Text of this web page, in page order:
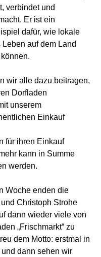
verbindet und
Er ist ein
dafür, wie lokale
Leben auf dem Land
wir alle dazu beitragen,
Dorfladen
unserem
Einkauf
für ihren Einkauf
kann in Summe
werden.
Woche enden die
Christoph Strohe
dann wieder viele von
„Frischmarkt“ zu
dem Motto: erstmal in
dann sehen wir